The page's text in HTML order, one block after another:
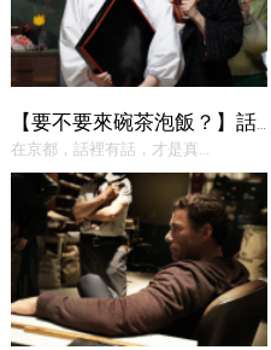
【要不要來碗茶泡飯？】話中有話
在京都，話裡有話，才是真...